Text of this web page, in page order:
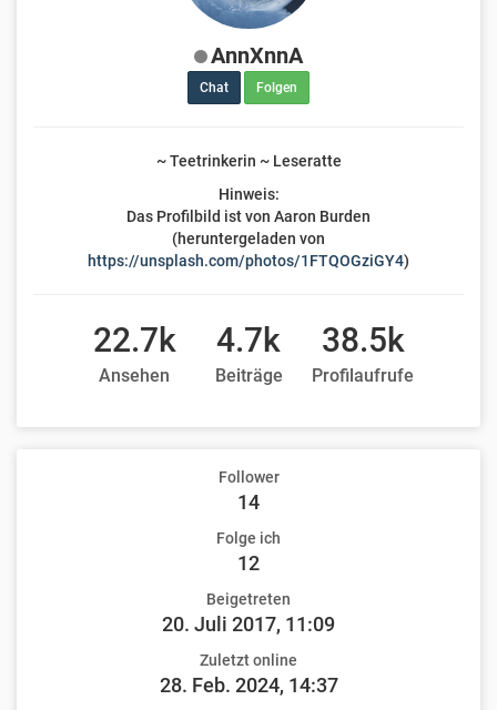
AnnXnnA
Chat Folgen
~ Teetrinkerin ~ Leseratte
Hinweis:
Das Profilbild ist von Aaron Burden
(heruntergeladen von
https://unsplash.com/photos/1FTQOGziGY4)
22.7k
Ansehen
4.7k
Beiträge
38.5k
Profilaufrufe
Follower
14
Folge ich
12
Beigetreten
20. Juli 2017, 11:09
Zuletzt online
28. Feb. 2024, 14:37